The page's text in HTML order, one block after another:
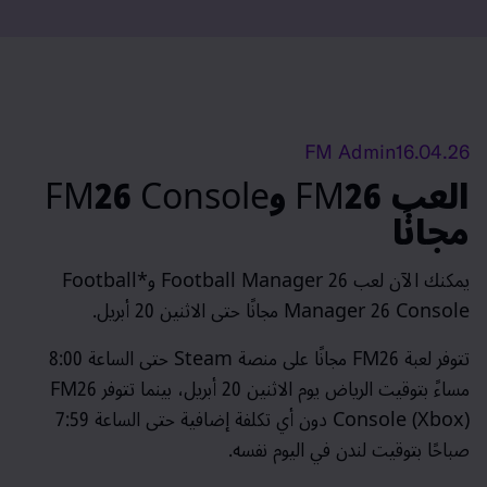
16.04.26
FM Admin
العب FM26 وFM26 Console مجانًا
يمكنك الآن لعبFootball Manager 26 و*Football
Manager 26 Console مجانًا حتى الاثنين 20 أبريل.
تتوفر لعبة FM26 مجانًا على منصة Steam حتى الساعة 8:00
مساءً بتوقيت الرياض يوم الاثنين 20 أبريل، بينما تتوفر FM26
Console (Xbox) دون أي تكلفة إضافية حتى الساعة 7:59
صباحًا بتوقيت لندن في اليوم نفسه.